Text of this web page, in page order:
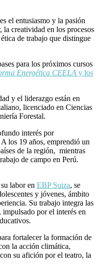
el entusiasmo y la pasión
creatividad en los procesos
de trabajo que distingue
para los próximos cursos
Energética CEELA y los
y el liderazgo están en
licenciado en Ciencias
Forestal.
interés por
los 19 años, emprendió un
de la región, mientras
de campo en Perú.
labor en EBP Suiza, se
y jóvenes, ámbito
Su trabajo integra las
por el interés en
fortalecer la formación de
la acción climática,
su afición por el teatro, la